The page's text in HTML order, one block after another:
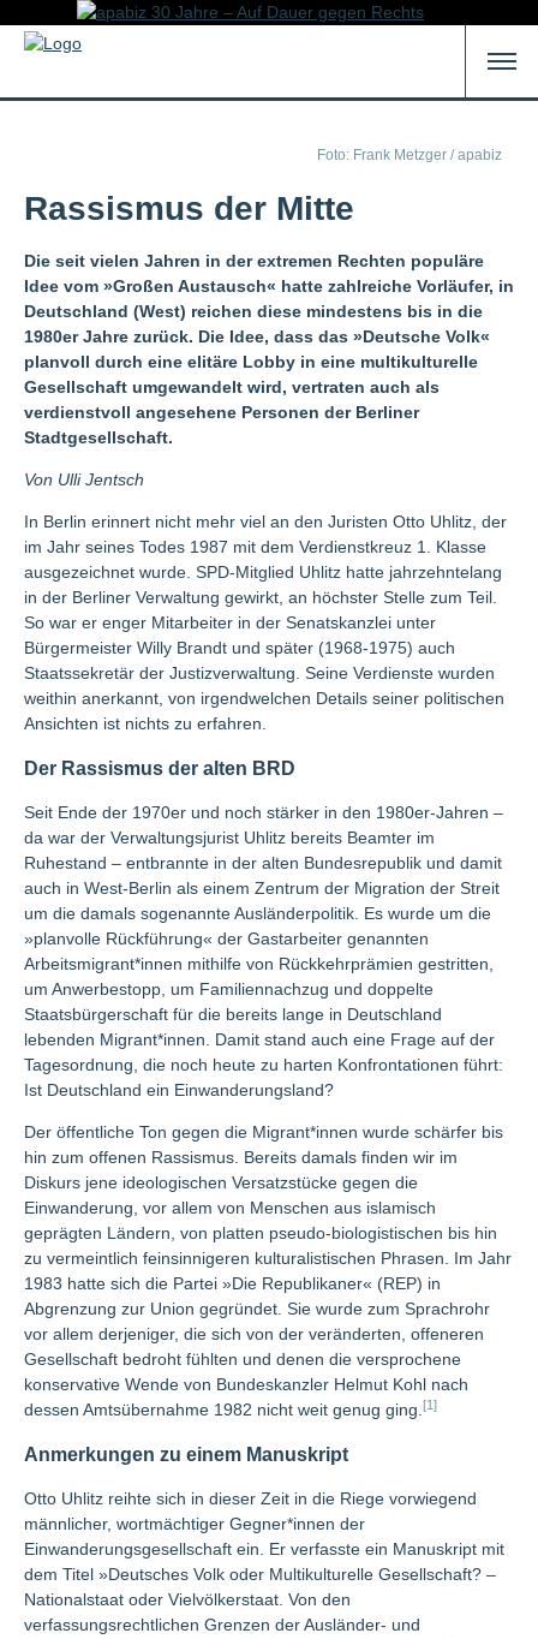
Foto: Frank Metzger / apabiz
Rassismus der Mitte
Die seit vielen Jahren in der extremen Rechten populäre
Idee vom »Großen Austausch« hatte zahlreiche Vorläufer, in
Deutschland (West) reichen diese mindestens bis in die
1980er Jahre zurück. Die Idee, dass das »Deutsche Volk«
planvoll durch eine elitäre Lobby in eine multikulturelle
Gesellschaft umgewandelt wird, vertraten auch als
verdienstvoll angesehene Personen der Berliner
Stadtgesellschaft.
Von Ulli Jentsch
In Berlin erinnert nicht mehr viel an den Juristen Otto Uhlitz, der
im Jahr seines Todes 1987 mit dem Verdienstkreuz 1. Klasse
ausgezeichnet wurde. SPD-Mitglied Uhlitz hatte jahrzehntelang
in der Berliner Verwaltung gewirkt, an höchster Stelle zum Teil.
So war er enger Mitarbeiter in der Senatskanzlei unter
Bürgermeister Willy Brandt und später (1968-1975) auch
Staatssekretär der Justizverwaltung. Seine Verdienste wurden
weithin anerkannt, von irgendwelchen Details seiner politischen
Ansichten ist nichts zu erfahren.
Der Rassismus der alten BRD
Seit Ende der 1970er und noch stärker in den 1980er-Jahren –
da war der Verwaltungsjurist Uhlitz bereits Beamter im
Ruhestand – entbrannte in der alten Bundesrepublik und damit
auch in West-Berlin als einem Zentrum der Migration der Streit
um die damals sogenannte Ausländerpolitik. Es wurde um die
»planvolle Rückführung« der Gastarbeiter genannten
Arbeitsmigrant*innen mithilfe von Rückkehrprämien gestritten,
um Anwerbestopp, um Familiennachzug und doppelte
Staatsbürgerschaft für die bereits lange in Deutschland
lebenden Migrant*innen. Damit stand auch eine Frage auf der
Tagesordnung, die noch heute zu harten Konfrontationen führt:
Ist Deutschland ein Einwanderungsland?
Der öffentliche Ton gegen die Migrant*innen wurde schärfer bis
hin zum offenen Rassismus. Bereits damals finden wir im
Diskurs jene ideologischen Versatzstücke gegen die
Einwanderung, vor allem von Menschen aus islamisch
geprägten Ländern, von platten pseudo-biologistischen bis hin
zu vermeintlich feinsinnigeren kulturalistischen Phrasen. Im Jahr
1983 hatte sich die Partei »Die Republikaner« (REP) in
Abgrenzung zur Union gegründet. Sie wurde zum Sprachrohr
vor allem derjeniger, die sich von der veränderten, offeneren
Gesellschaft bedroht fühlten und denen die versprochene
konservative Wende von Bundeskanzler Helmut Kohl nach
dessen Amtsübernahme 1982 nicht weit genug ging. [1]
Anmerkungen zu einem Manuskript
Otto Uhlitz reihte sich in dieser Zeit in die Riege vorwiegend
männlicher, wortmächtiger Gegner*innen der
Einwanderungsgesellschaft ein. Er verfasste ein Manuskript mit
dem Titel »Deutsches Volk oder Multikulturelle Gesellschaft? –
Nationalstaat oder Vielvölkerstaat. Von den
verfassungsrechtlichen Grenzen der Ausländer- und